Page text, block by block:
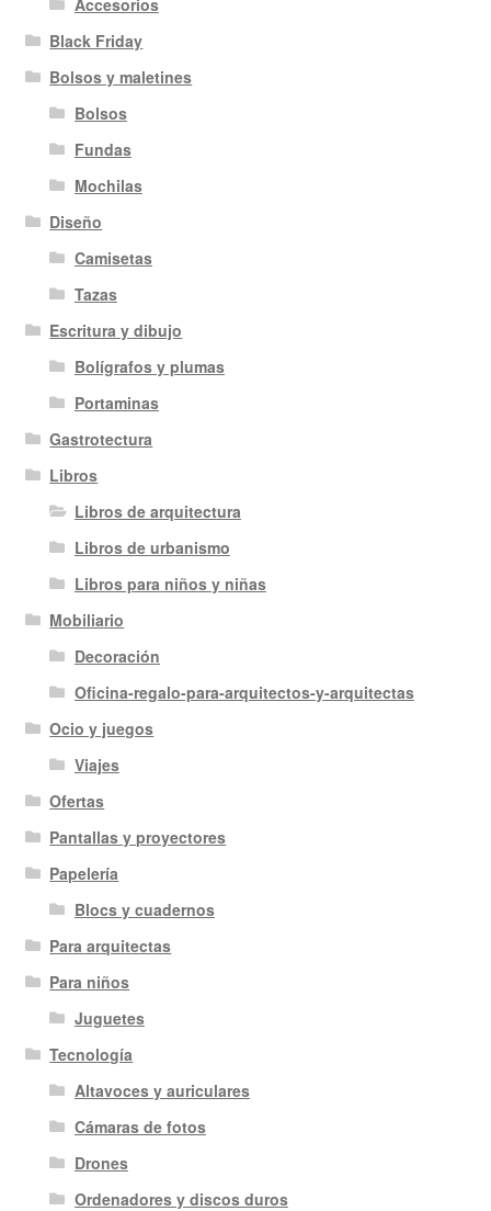
Black Friday
Bolsos y maletines
Bolsos
Fundas
Mochilas
Diseño
Camisetas
Tazas
Escritura y dibujo
Bolígrafos y plumas
Portaminas
Gastrotectura
Libros
Libros de arquitectura
Libros de urbanismo
Libros para niños y niñas
Mobiliario
Decoración
Oficina-regalo-para-arquitectos-y-arquitectas
Ocio y juegos
Viajes
Ofertas
Pantallas y proyectores
Papelería
Blocs y cuadernos
Para arquitectas
Para niños
Juguetes
Tecnología
Altavoces y auriculares
Cámaras de fotos
Drones
Ordenadores y discos duros